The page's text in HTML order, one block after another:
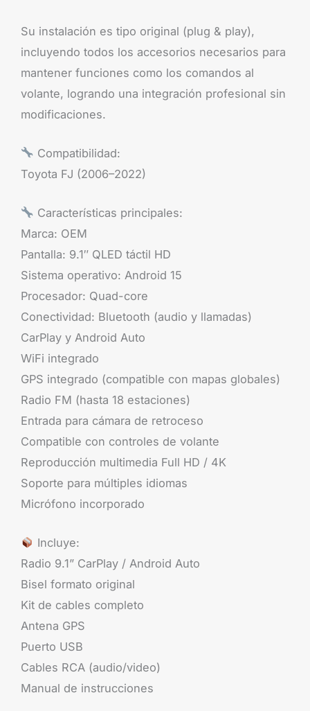
Su instalación es tipo original (plug & play),
incluyendo todos los accesorios necesarios para
mantener funciones como los comandos al
volante, logrando una integración profesional sin
modificaciones.
Compatibilidad:
Toyota FJ (2006–2022)
Características principales:
Marca: OEM
Pantalla: 9.1″ QLED táctil HD
Sistema operativo: Android 15
Procesador: Quad-core
Conectividad: Bluetooth (audio y llamadas)
CarPlay y Android Auto
WiFi integrado
GPS integrado (compatible con mapas globales)
Radio FM (hasta 18 estaciones)
Entrada para cámara de retroceso
Compatible con controles de volante
Reproducción multimedia Full HD / 4K
Soporte para múltiples idiomas
Micrófono incorporado
Incluye:
Radio 9.1” CarPlay / Android Auto
Bisel formato original
Kit de cables completo
Antena GPS
Puerto USB
Cables RCA (audio/video)
Manual de instrucciones